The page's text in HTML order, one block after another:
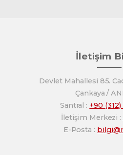
İletişim
Devlet Mahallesi 85.
Çankaya /
Santral : +90
İletişim Merkezi :
E-Posta :